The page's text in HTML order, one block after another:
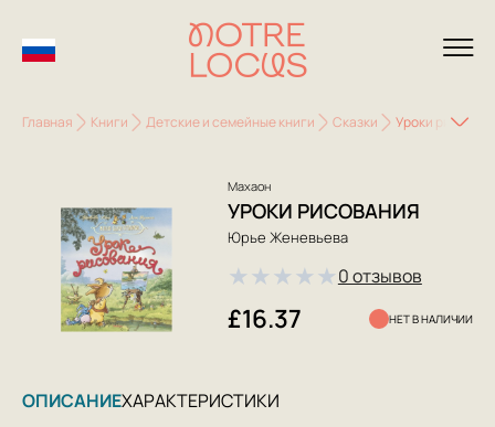
Главная Книги Детские и семейные книги Сказки Уроки
Махаон
УРОКИ РИСОВАНИЯ
Юрье Женевьева
★★★★★0 отзывов
£16.37 НЕТ В НАЛИЧИИ
ОПИСАНИЕХАРАКТЕРИСТИКИ